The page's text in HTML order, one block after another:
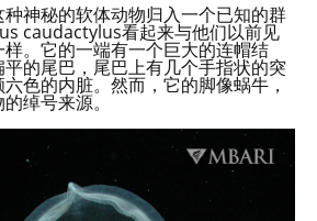
神秘的软体动物归入一个已知的群
caudactylus看起来与他们以前见
。它的一端有一个巨大的连帽结
的尾巴，尾巴上有几个手指状的突
色的内脏。然而，它的脚像蜗牛，
绰号来源。